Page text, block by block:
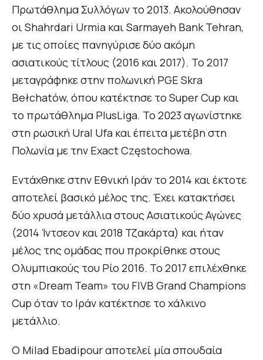
Πρωτάθλημα Συλλόγων το 2013. Ακολούθησαν
οι Shahrdari Urmia και Sarmayeh Bank Tehran,
με τις οποίες πανηγύρισε δύο ακόμη
ασιατικούς τίτλους (2016 και 2017). Το 2017
μεταγράφηκε στην πολωνική PGE Skra
Bełchatów, όπου κατέκτησε το Super Cup και
το πρωτάθλημα PlusLiga. Το 2023 αγωνίστηκε
στη ρωσική Ural Ufa και έπειτα μετέβη στη
Πολωνία με την Exact Częstochowa.
Εντάχθηκε στην Εθνική Ιράν το 2014 και έκτοτε
αποτελεί βασικό μέλος της. Έχει κατακτήσει
δύο χρυσά μετάλλια στους Ασιατικούς Αγώνες
(2014 Ίντσεον και 2018 Τζακάρτα) και ήταν
μέλος της ομάδας που προκρίθηκε στους
Ολυμπιακούς του Ρίο 2016. Το 2017 επιλέχθηκε
στη «Dream Team» του FIVB Grand Champions
Cup όταν το Ιράν κατέκτησε το χάλκινο
μετάλλιο.
Ο Milad Ebadipour αποτελεί μία σπουδαία